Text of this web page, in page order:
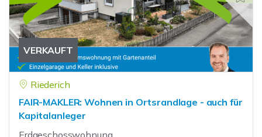
VERKAUFT
Riederich
FAIR-MAKLER: Wohnen in Ortsrandlage - auch für
Kapitalanleger
Erdgeschosswohnung